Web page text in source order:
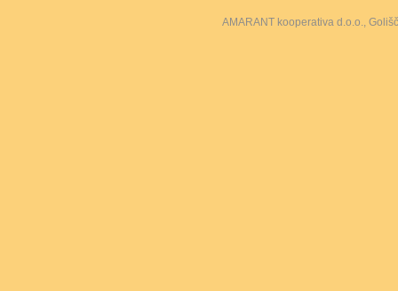
AMARANT kooperativa d.o.o.,